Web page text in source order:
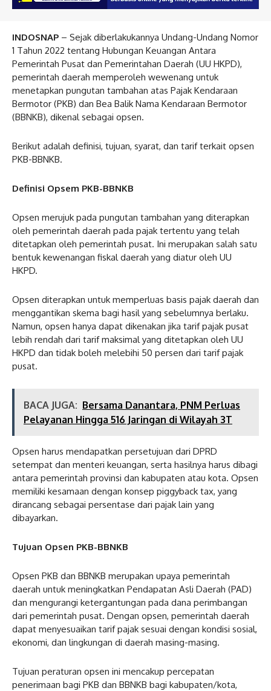
INDOSNAP – Sejak diberlakukannya Undang-Undang Nomor
1 Tahun 2022 tentang Hubungan Keuangan Antara
Pemerintah Pusat dan Pemerintahan Daerah (UU HKPD),
pemerintah daerah memperoleh wewenang untuk
menetapkan pungutan tambahan atas Pajak Kendaraan
Bermotor (PKB) dan Bea Balik Nama Kendaraan Bermotor
(BBNKB), dikenal sebagai opsen.
Berikut adalah definisi, tujuan, syarat, dan tarif terkait opsen
PKB-BBNKB.
Definisi Opsem PKB-BBNKB
Opsen merujuk pada pungutan tambahan yang diterapkan
oleh pemerintah daerah pada pajak tertentu yang telah
ditetapkan oleh pemerintah pusat. Ini merupakan salah satu
bentuk kewenangan fiskal daerah yang diatur oleh UU
HKPD.
Opsen diterapkan untuk memperluas basis pajak daerah dan
menggantikan skema bagi hasil yang sebelumnya berlaku.
Namun, opsen hanya dapat dikenakan jika tarif pajak pusat
lebih rendah dari tarif maksimal yang ditetapkan oleh UU
HKPD dan tidak boleh melebihi 50 persen dari tarif pajak
pusat.
BACA JUGA: Bersama Danantara, PNM Perluas
Pelayanan Hingga 516 Jaringan di Wilayah 3T
Opsen harus mendapatkan persetujuan dari DPRD
setempat dan menteri keuangan, serta hasilnya harus dibagi
antara pemerintah provinsi dan kabupaten atau kota. Opsen
memiliki kesamaan dengan konsep piggyback tax, yang
dirancang sebagai persentase dari pajak lain yang
dibayarkan.
Tujuan Opsen PKB-BBNKB
Opsen PKB dan BBNKB merupakan upaya pemerintah
daerah untuk meningkatkan Pendapatan Asli Daerah (PAD)
dan mengurangi ketergantungan pada dana perimbangan
dari pemerintah pusat. Dengan opsen, pemerintah daerah
dapat menyesuaikan tarif pajak sesuai dengan kondisi sosial,
ekonomi, dan lingkungan di daerah masing-masing.
Tujuan peraturan opsen ini mencakup percepatan
penerimaan bagi PKB dan BBNKB bagi kabupaten/kota,